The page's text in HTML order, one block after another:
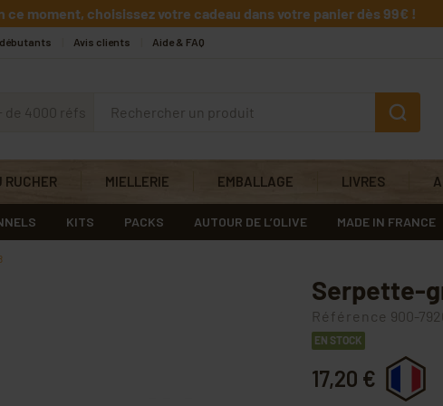
ce moment, choisissez votre cadeau dans votre panier dès 99€ !
débutants Avis clients Aide & FAQ
de 4000 réfs
RUCHER MIELLERIE EMBALLAGE LIVRES
KITS PACKS AUTOUR DE L’OLIVE MADE IN FRANCE
Serpette-
Référence 900-
EN STOCK
17,20 €